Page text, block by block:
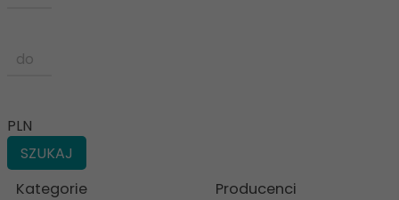
PLN
Kategorie Producenci